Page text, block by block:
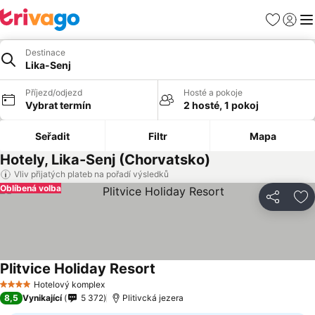
Oblíbené
Destinace
Lika-Senj
Příjezd/odjezd
Vybrat termín
Hosté a pokoje
2 hosté, 1 pokoj
Seřadit Filtr Mapa
Hotely, Lika-Senj (Chorvatsko)
Vliv přijatých plateb na pořadí výsledků
Sdílet
Oblíbená volba
4 Počet hvězdiček
Hotelový komplex
Plitvice Holiday Resort
8,5 Vynikající 5 372 Plitivcká jezera